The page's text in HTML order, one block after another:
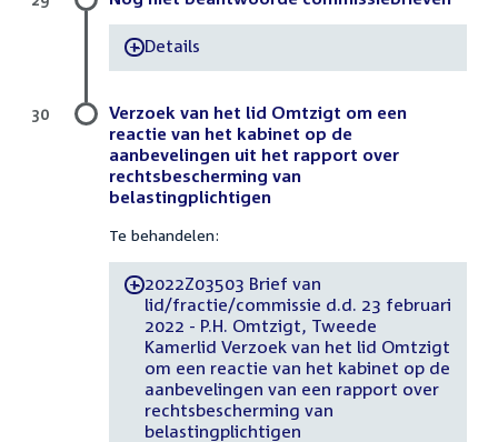
-Details
Verzoek van het lid Omtzigt om een
reactie van het kabinet op de
aanbevelingen uit het rapport over
rechtsbescherming van
belastingplichtigen
Te behandelen:
-2022Z03503 Brief van
lid/fractie/commissie d.d. 23 februari
2022 - P.H. Omtzigt, Tweede
Kamerlid Verzoek van het lid Omtzigt
om een reactie van het kabinet op de
aanbevelingen van een rapport over
rechtsbescherming van
belastingplichtigen
30